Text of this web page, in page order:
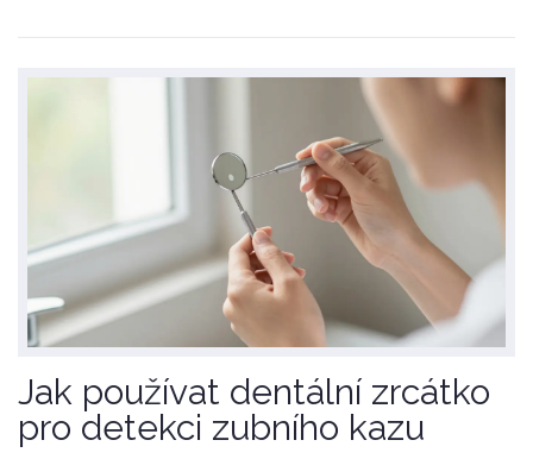
Jak používat dentální zrcátko
pro detekci zubního kazu